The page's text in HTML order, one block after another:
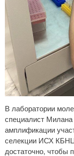
В лаборатории
специалист
амплификации
селекции ИСХ
достаточно, чтобы